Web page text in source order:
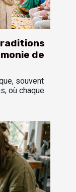
de
souvent
où chaque